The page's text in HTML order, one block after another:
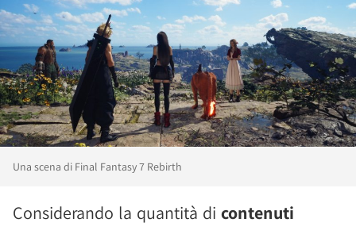
Una scena di Final Fantasy 7 Rebirth
Considerando la quantità di contenuti